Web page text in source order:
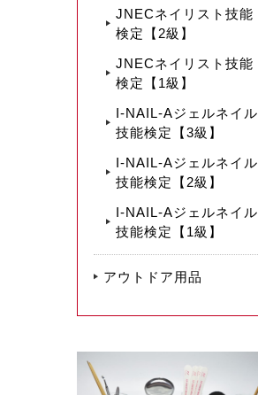
JNECネイリスト技能
検定【2級】
JNECネイリスト技能
検定【1級】
I-NAIL-Aジェルネイル
技能検定【3級】
I-NAIL-Aジェルネイル
技能検定【2級】
I-NAIL-Aジェルネイル
技能検定【1級】
アウトドア用品